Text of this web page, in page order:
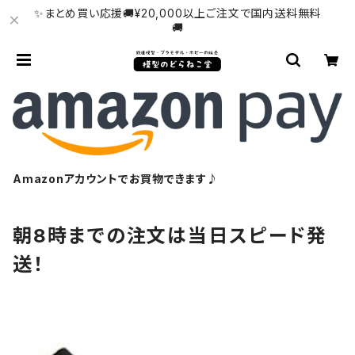
✨まとめ買い応援🚚¥20,000以上ご注文で国内送料無料
🚚
Amazonアカウントでお買物できます♪
朝8時までの注文は当日スピード発
送！